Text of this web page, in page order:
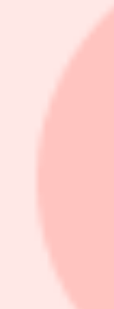
anser att
varit en succé men
haft köp på aktien.
pålitliga vinster -